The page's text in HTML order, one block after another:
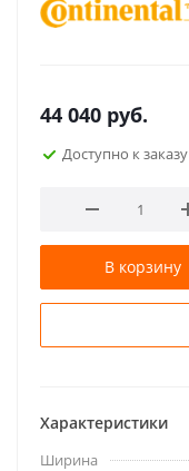
44 040 руб.
Доступно к заказу
В корзину
Характеристики
Ширина